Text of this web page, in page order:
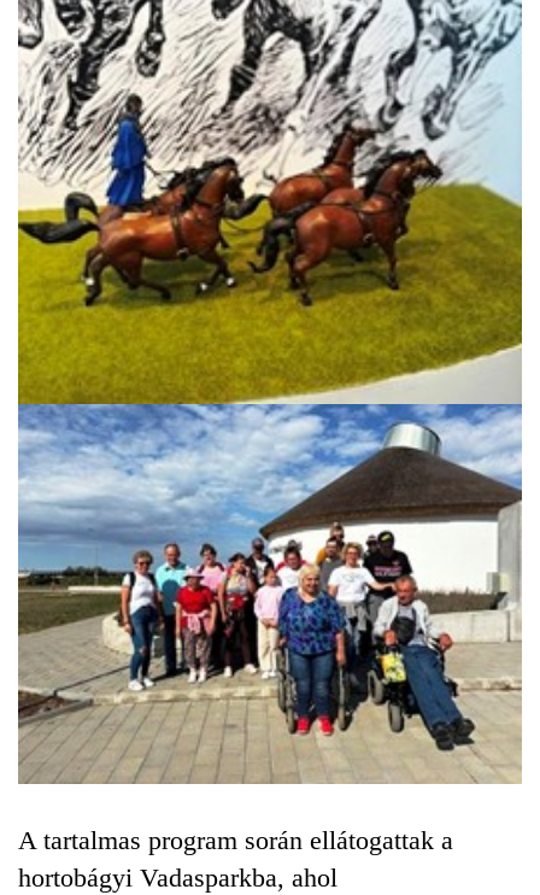
A tartalmas program során ellátogattak a
hortobágyi Vadasparkba, ahol